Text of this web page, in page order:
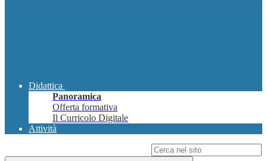
Didattica
Panoramica
Offerta formativa
Il Curricolo Digitale
Attività